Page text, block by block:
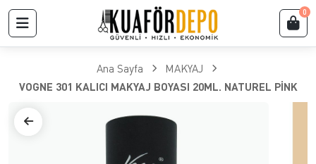
0
Ana Sayfa
MAKYAJ
VOGNE 301 KALICI MAKYAJ BOYASI 20ML. NATUREL PİNK